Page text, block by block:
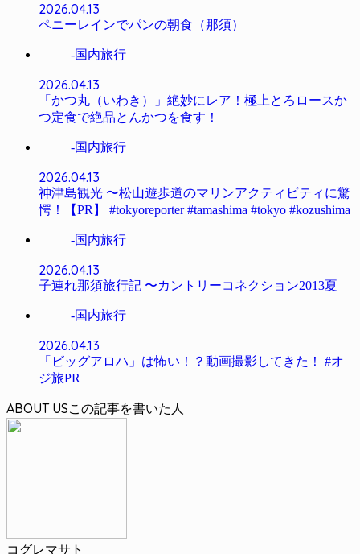
2026.04.13
ペニーレインでパンの朝食（那須）
-国内旅行
2026.04.13
「かつ丸（いわき）」絶妙にレア！極上とろロースか
つ定食で絶品とんかつを食す！
-国内旅行
2026.04.13
神津島観光 〜松山遊歩道のマリンアクティビティに驚
愕！【PR】 #tokyoreporter #tamashima #tokyo #kozushima
-国内旅行
2026.04.13
子連れ那須旅行記 〜カントリーコネクション2013夏
-国内旅行
2026.04.13
「ビッグアロハ」は怖い！？動画撮影してきた！ #オ
ジ旅PR
ABOUT US
コグレマサト